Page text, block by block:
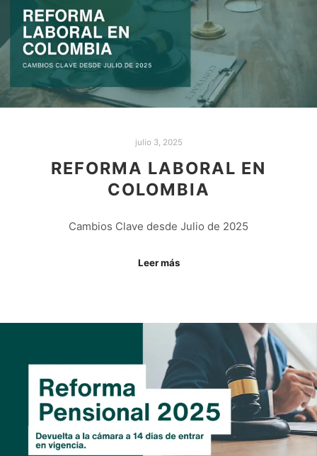
julio 3, 2025
REFORMA LABORAL EN
COLOMBIA
Cambios Clave desde Julio de 2025
Leer más